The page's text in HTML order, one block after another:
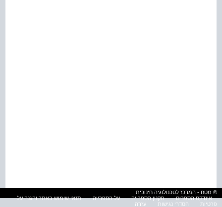
© מטח - המרכז לטכנולוגיה חינוכית
אינדקס הספרים
תקנון הספרייה על הספרייה
תנאי שימוש באתר והגנה על
פרטיות
הסדרי נגישות עזרה